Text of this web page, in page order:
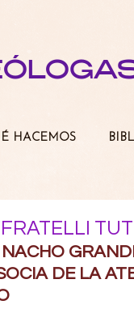
DE LA
HACEMOS